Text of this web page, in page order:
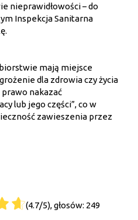
nieprawidłowości – do
Inspekcja Sanitarna
mają miejsce
dla zdrowia czy życia
nakazać
lub jego części”, co w
zawieszenia przez
(4.7/5), głosów: 249